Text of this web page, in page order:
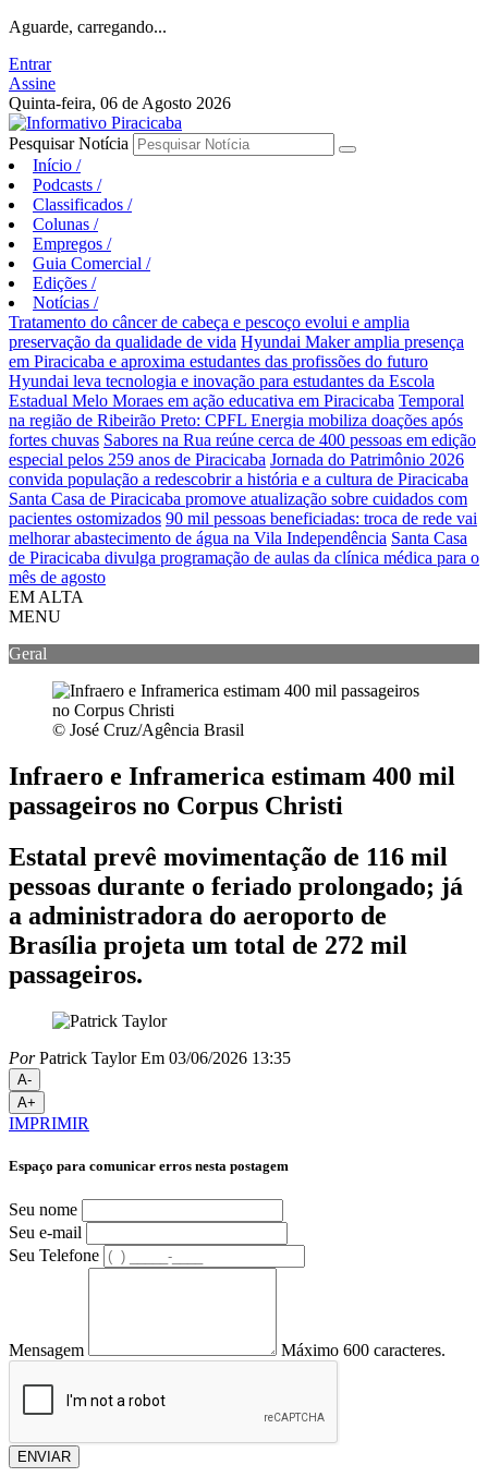
Aguarde, carregando...
Entrar
Assine
Quinta-feira, 06 de Agosto 2026
Pesquisar Notícia
Início /
Podcasts /
Classificados /
Colunas /
Empregos /
Guia Comercial /
Edições /
Notícias /
Tratamento do câncer de cabeça e pescoço evolui e amplia
preservação da qualidade de vida Hyundai Maker amplia presença
em Piracicaba e aproxima estudantes das profissões do futuro
Hyundai leva tecnologia e inovação para estudantes da Escola
Estadual Melo Moraes em ação educativa em Piracicaba Temporal
na região de Ribeirão Preto: CPFL Energia mobiliza doações após
fortes chuvas Sabores na Rua reúne cerca de 400 pessoas em edição
especial pelos 259 anos de Piracicaba Jornada do Patrimônio 2026
convida população a redescobrir a história e a cultura de Piracicaba
Santa Casa de Piracicaba promove atualização sobre cuidados com
pacientes ostomizados 90 mil pessoas beneficiadas: troca de rede vai
melhorar abastecimento de água na Vila Independência Santa Casa
de Piracicaba divulga programação de aulas da clínica médica para o
mês de agosto
EM ALTA
MENU
Geral
© José Cruz/Agência Brasil
Infraero e Inframerica estimam 400 mil
passageiros no Corpus Christi
Estatal prevê movimentação de 116 mil
pessoas durante o feriado prolongado; já
a administradora do aeroporto de
Brasília projeta um total de 272 mil
passageiros.
PorPatrick Taylor Em 03/06/2026 13:35
A-
A+
IMPRIMIR
Espaço para comunicar erros nesta postagem
Seu nome
Seu e-mail
Seu Telefone
Mensagem Máximo 600 caracteres.
ENVIAR